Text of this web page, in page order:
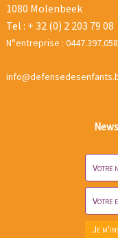
1080 Molenbeek
Tel : + 32 (0) 2 203 79 08
N°entreprise :